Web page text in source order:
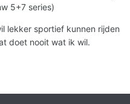
5+7 series)
lekker sportief kunnen rijden
doet nooit wat ik wil.